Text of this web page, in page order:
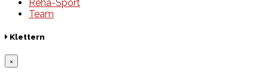
Reha-Sport
Team
Klettern
×